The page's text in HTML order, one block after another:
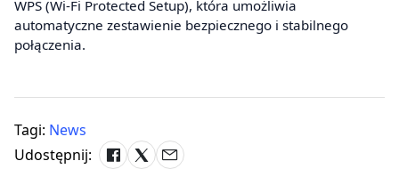
WPS (Wi-Fi Protected Setup), która umożliwia
automatyczne zestawienie bezpiecznego i stabilnego
połączenia.
Tagi: News
Udostępnij: